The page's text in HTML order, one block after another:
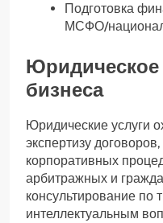
Подготовка
МСФО/
бизнеса
Юридические услуги
экспертизу
корпоративных
арбитражных и
консультирование по
интеллектуальным